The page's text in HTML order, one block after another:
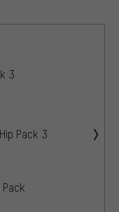
3
Pack 3
Pack